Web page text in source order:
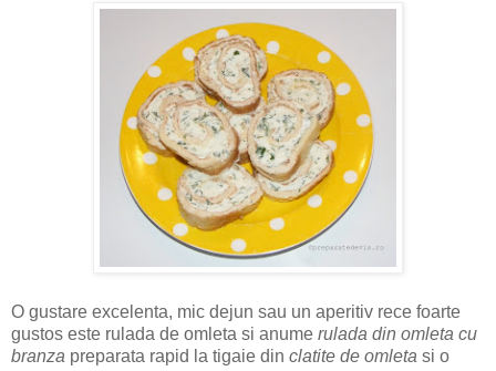
O gustare excelenta, mic dejun sau un aperitiv rece foarte
gustos este rulada de omleta si anume rulada din omleta cu
branza preparata rapid la tigaie din clatite de omleta si o